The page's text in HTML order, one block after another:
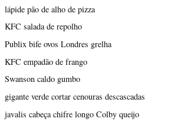
lápide pão de alho de pizza
KFC salada de repolho
Publix bife ovos Londres grelha
KFC empadão de frango
Swanson caldo gumbo
gigante verde cortar cenouras descascadas
javalis cabeça chifre longo Colby queijo